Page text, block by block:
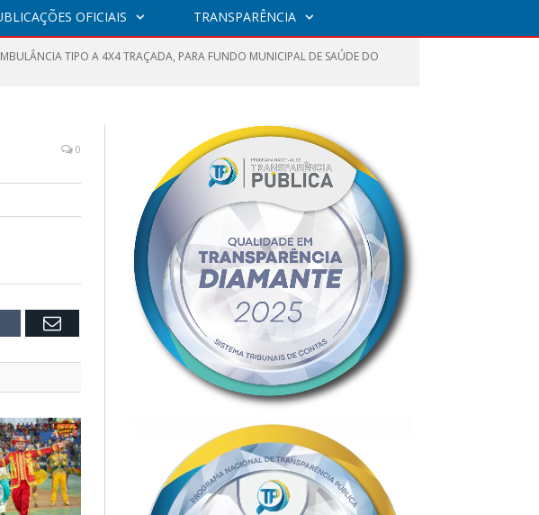
OFICIAIS TRANSPARÊNCIA
TIPO A 4X4 TRAÇADA, PARA FUNDO MUNICIPAL DE SAÚDE DO
0
Email